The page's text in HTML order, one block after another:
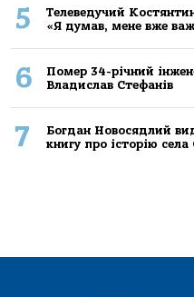
5
Телеведучий
«Я думав, мене вже
6
Помер 34-річний
Владислав Стефанів
7
Богдан Новосядлий
книгу про історію